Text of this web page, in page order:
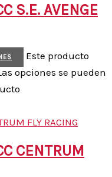
S.E. AVENGE
Este producto
opciones se pueden
CENTRUM